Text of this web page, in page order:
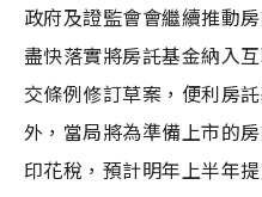
政府及證監會會繼續推動
盡快落實將房託基金納入
交條例修訂草案，便利房
外，當局將為準備上市的
印花稅，預計明年上半年